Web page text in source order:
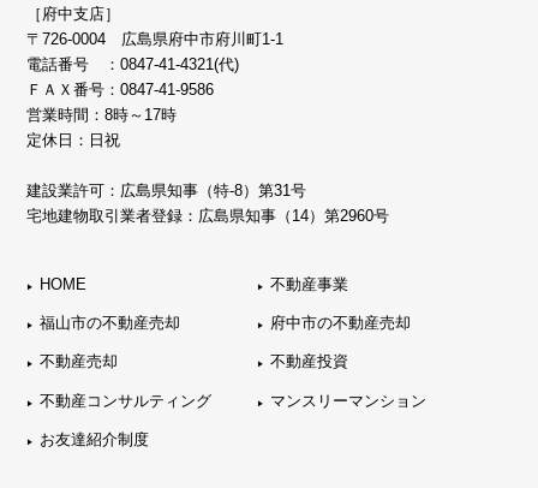
［府中支店］
〒726-0004 広島県府中市府川町1-1
電話番号 ：0847-41-4321(代)
ＦＡＸ番号：0847-41-9586
営業時間：8時～17時
定休日：日祝
建設業許可：広島県知事（特-8）第31号
宅地建物取引業者登録：広島県知事（14）第2960号
HOME 不動産事業
福山市の不動産売却 府中市の不動産売却
不動産売却 不動産投資
不動産コンサルティング マンスリーマンション
お友達紹介制度